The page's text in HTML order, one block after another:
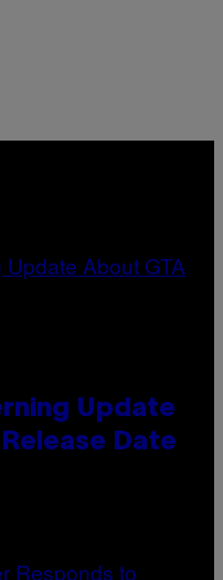
Update
Date